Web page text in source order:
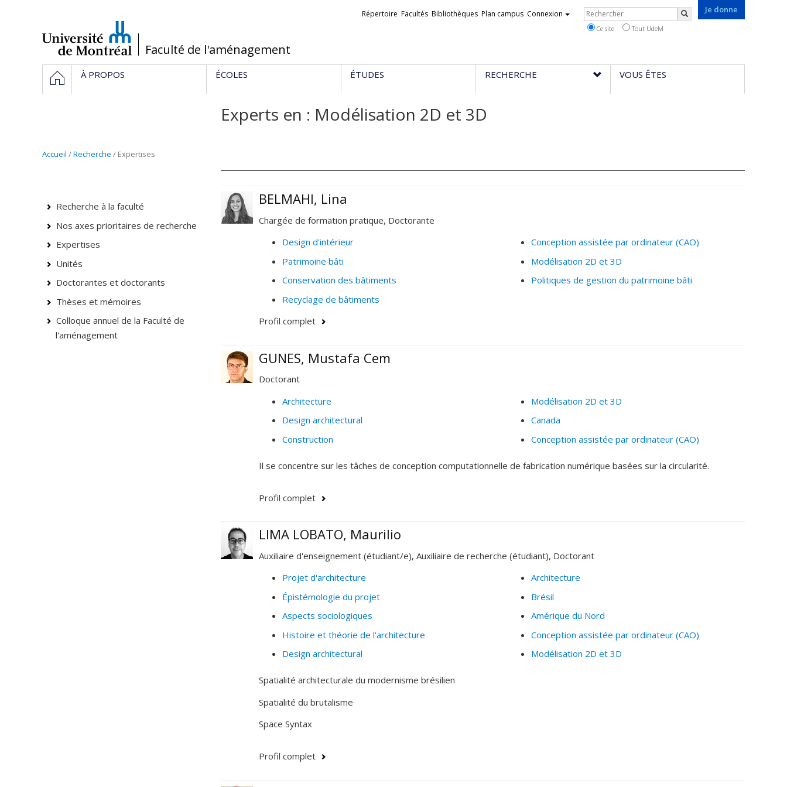
/Faculté de l'aménagement
Je donne
Liens
Répertoire Facultés Bibliothèques Plan campus Connexion Rechercher
Ce site Tout UdeM
Navigation
principale
ACCUEIL
À PROPOS ÉCOLES ÉTUDES RECHERCHE VOUS ÊTES
Experts en : Modélisation 2D et 3D
BELMAHI, Lina
Chargée de formation pratique, Doctorante
Design d'intérieur
Patrimoine bâti
Conservation des bâtiments
Recyclage de bâtiments
Conception assistée par ordinateur (CAO)
Modélisation 2D et 3D
Politiques de gestion du patrimoine bâti
Profil complet
GUNES, Mustafa Cem
Doctorant
Architecture
Design architectural
Construction
Modélisation 2D et 3D
Canada
Conception assistée par ordinateur (CAO)
Il se concentre sur les tâches de conception computationnelle de fabrication numérique basées sur la circularité.
Profil complet
LIMA LOBATO, Maurilio
Auxiliaire d'enseignement (étudiant/e), Auxiliaire de recherche (étudiant), Doctorant
Projet d'architecture
Épistémologie du projet
Aspects sociologiques
Histoire et théorie de l'architecture
Design architectural
Architecture
Brésil
Amérique du Nord
Conception assistée par ordinateur (CAO)
Modélisation 2D et 3D
Spatialité architecturale du modernisme brésilien
Spatialité du brutalisme
Space Syntax
Profil complet
Accueil /Recherche / Expertises
Recherche à la faculté
Nos axes prioritaires de recherche
Expertises
Unités
Doctorantes et doctorants
Thèses et mémoires
Colloque annuel de la Faculté de
l'aménagement